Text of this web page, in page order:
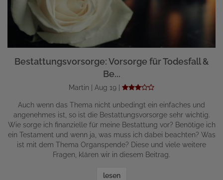
Bestattungsvorsorge: Vorsorge für Todesfall &
Be...
Martin | Aug 19 |
Auch wenn das Thema nicht unbedingt ein einfaches und
angenehmes ist, so ist die Bestattungsvorsorge sehr wichtig.
Wie sorge ich finanzielle für meine Bestattung vor? Benötige ich
ein Testament und wenn ja, was muss ich dabei beachten? Was
ist mit dem Thema Organspende? Diese und viele weitere
Fragen, klären wir in diesem Beitrag.
lesen